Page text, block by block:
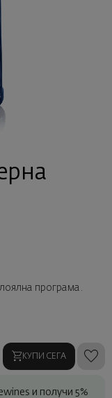
програма.
КУПИ СЕГА
и получи 5%